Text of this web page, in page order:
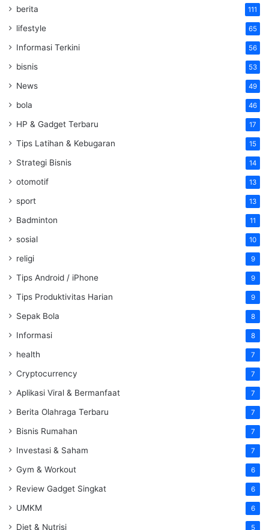
berita 111
lifestyle 65
Informasi Terkini 56
bisnis 53
News 49
bola 46
HP & Gadget Terbaru 17
Tips Latihan & Kebugaran 15
Strategi Bisnis 14
otomotif 13
sport 13
Badminton 11
sosial 10
religi 9
Tips Android / iPhone 9
Tips Produktivitas Harian 9
Sepak Bola 8
Informasi 8
health 7
Cryptocurrency 7
Aplikasi Viral & Bermanfaat 7
Berita Olahraga Terbaru 7
Bisnis Rumahan 7
Investasi & Saham 7
Gym & Workout 6
Review Gadget Singkat 6
UMKM 6
Diet & Nutrisi 5